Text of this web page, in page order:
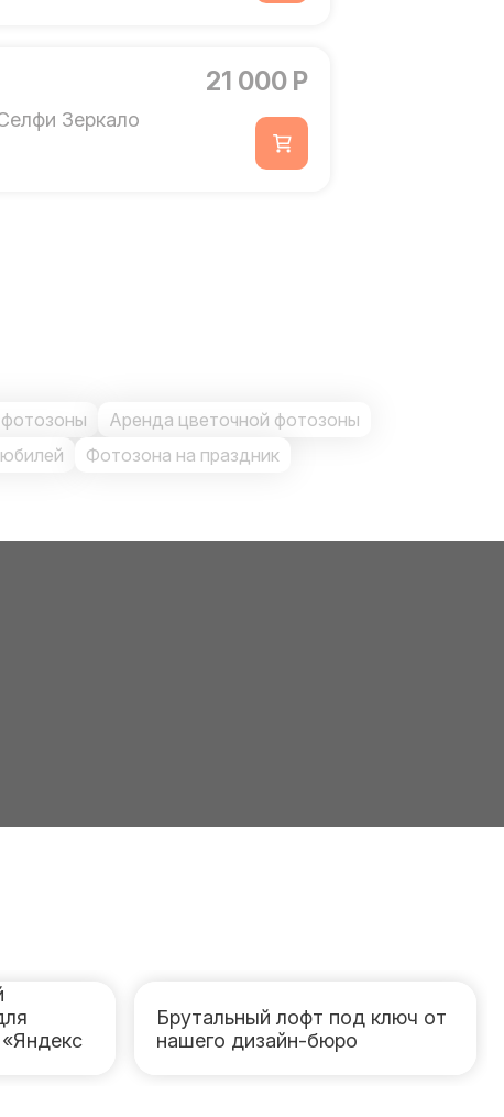
Зеркало
21 000 Р
Аренда цветочной фотозоны
Фотозона на праздник
Брутальный лофт под ключ от
нашего дизайн-бюро